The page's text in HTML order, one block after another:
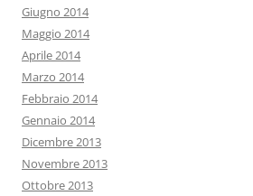
Giugno 2014
Maggio 2014
Aprile 2014
Marzo 2014
Febbraio 2014
Gennaio 2014
Dicembre 2013
Novembre 2013
Ottobre 2013